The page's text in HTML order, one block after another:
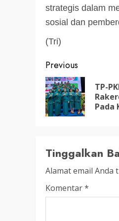
strategis dalam
sosial dan
(Tri)
Post
navigation
Previous
TP-
Pada
Tinggalkan
Alamat email Anda
Komentar*